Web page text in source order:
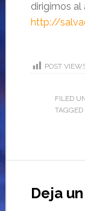
dirigimos al
http://
POST
FILED
Deja